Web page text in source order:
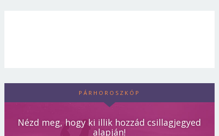
PÁRHOROSZKÓP
Nézd meg, hogy ki illik hozzád csillagjegyed
alapján!